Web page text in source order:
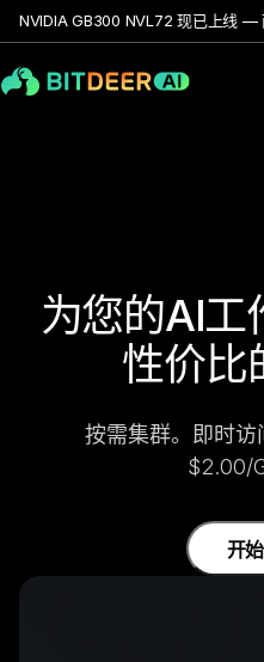
NVIDIA GB300 NVL72 现已上线 —
为您的AI工
性价比
按需集群。即时
$2.00/
开始